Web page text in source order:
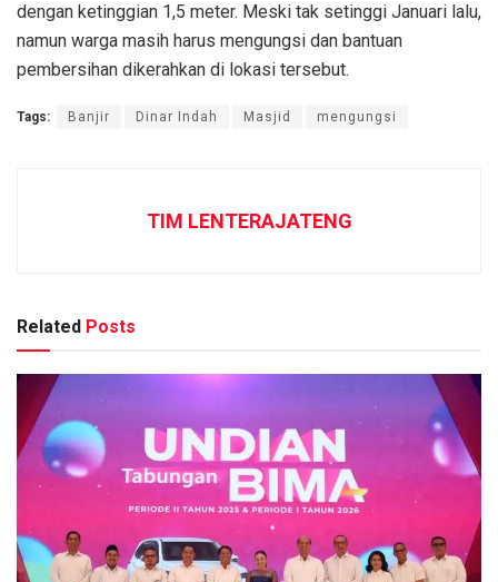
dengan ketinggian 1,5 meter. Meski tak setinggi Januari lalu,
namun warga masih harus mengungsi dan bantuan
pembersihan dikerahkan di lokasi tersebut.
Tags: Banjir Dinar Indah Masjid mengungsi
TIM LENTERAJATENG
Related Posts